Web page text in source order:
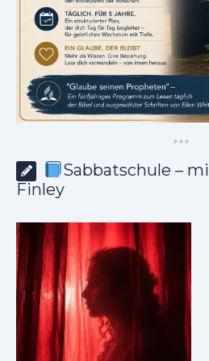
***
Sabbatschule –
Finley